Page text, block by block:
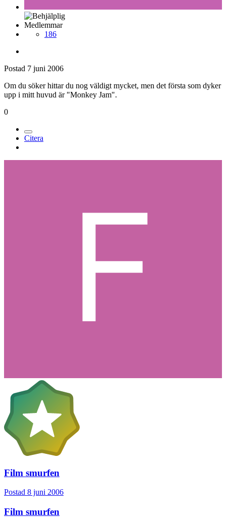
Medlemmar
186
Postad 7 juni 2006
Om du söker hittar du nog väldigt mycket, men det första som dyker
upp i mitt huvud är "Monkey Jam".
0
Citera
Film smurfen
Postad 8 juni 2006
Film smurfen